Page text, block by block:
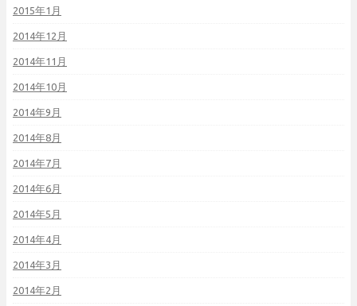
2015年1月
2014年12月
2014年11月
2014年10月
2014年9月
2014年8月
2014年7月
2014年6月
2014年5月
2014年4月
2014年3月
2014年2月